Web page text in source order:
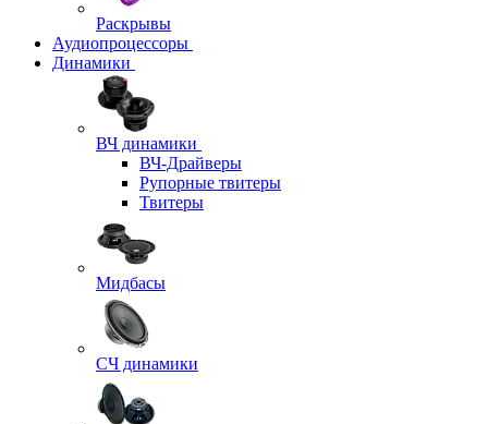
Раскрывы
Аудиопроцессоры
Динамики
ВЧ динамики
ВЧ-Драйверы
Рупорные твитеры
Твитеры
Мидбасы
СЧ динамики